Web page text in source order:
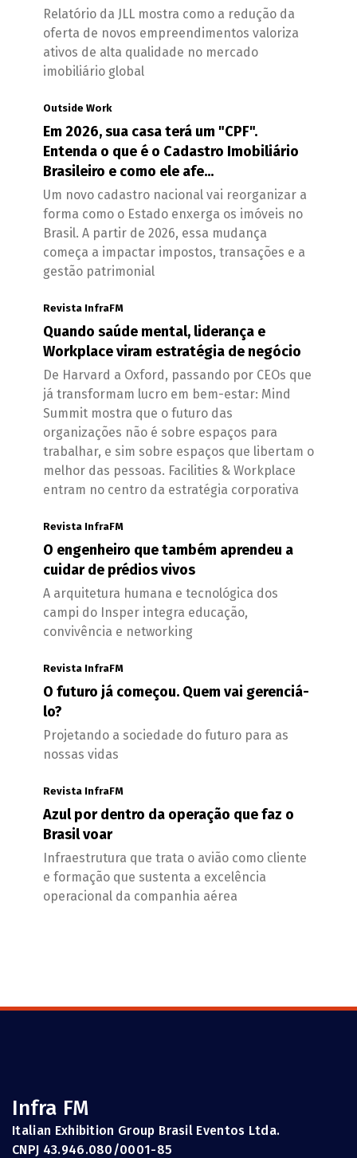
Relatório da JLL mostra como a redução da
oferta de novos empreendimentos valoriza
ativos de alta qualidade no mercado
imobiliário global
Outside Work
Em 2026, sua casa terá um "CPF".
Entenda o que é o Cadastro Imobiliário
Brasileiro e como ele afe...
Um novo cadastro nacional vai reorganizar a
forma como o Estado enxerga os imóveis no
Brasil. A partir de 2026, essa mudança
começa a impactar impostos, transações e a
gestão patrimonial
Revista InfraFM
Quando saúde mental, liderança e
Workplace viram estratégia de negócio
De Harvard a Oxford, passando por CEOs que
já transformam lucro em bem-estar: Mind
Summit mostra que o futuro das
organizações não é sobre espaços para
trabalhar, e sim sobre espaços que libertam o
melhor das pessoas. Facilities & Workplace
entram no centro da estratégia corporativa
Revista InfraFM
O engenheiro que também aprendeu a
cuidar de prédios vivos
A arquitetura humana e tecnológica dos
campi do Insper integra educação,
convivência e networking
Revista InfraFM
O futuro já começou. Quem vai gerenciá-
lo?
Projetando a sociedade do futuro para as
nossas vidas
Revista InfraFM
Azul por dentro da operação que faz o
Brasil voar
Infraestrutura que trata o avião como cliente
e formação que sustenta a excelência
operacional da companhia aérea
Infra FM
Italian Exhibition Group Brasil Eventos Ltda.
CNPJ 43.946.080/0001-85